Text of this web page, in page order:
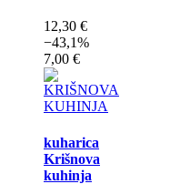
12,30 €
−43,1%
7,00 €
kuharica
Krišnova
kuhinja